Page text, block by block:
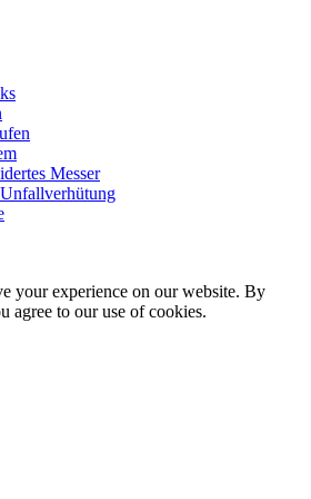
Messer
your experience on our website. By
agree to our use of cookies.